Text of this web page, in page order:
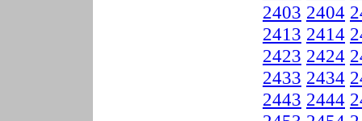
2403 2404
2413 2414
2423 2424
2433 2434
2443 2444